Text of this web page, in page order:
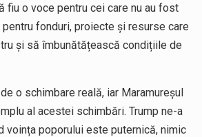
fiu o voce pentru cei care nu au fost
fonduri, proiecte și resurse care
și să îmbunătățească condițiile de
o schimbare reală, iar Maramureșul
al acestei schimbări. Trump ne-a
voința poporului este puternică, nimic